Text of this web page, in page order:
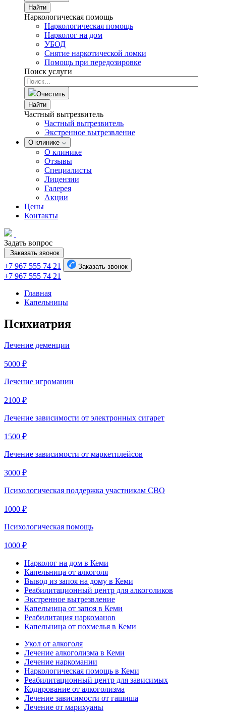
Найти
Наркологическая помощь
Наркологическая помощь
Нарколог на дом
УБОД
Снятие наркотической ломки
Помощь при передозировке
Поиск услуги
Очистить
Найти
Частный вытрезвитель
Частный вытрезвитель
Экстренное вытрезвление
О клинике
О клинике
Отзывы
Специалисты
Лицензии
Галерея
Акции
Цены
Контакты
Задать вопрос
Заказать звонок
+7 967 555 74 21 Заказать звонок
+7 967 555 74 21
Главная
Капельницы
Психиатрия
Лечение деменции
5000 ₽
Лечение игромании
2100 ₽
Лечение зависимости от электронных сигарет
1500 ₽
Лечение зависимости от маркетплейсов
3000 ₽
Психологическая поддержка участникам СВО
1000 ₽
Психологическая помощь
1000 ₽
Нарколог на дом в Кеми
Капельница от алкоголя
Вывод из запоя на дому в Кеми
Реабилитационный центр для алкоголиков
Экстренное вытрезвление
Капельница от запоя в Кеми
Реабилитация наркоманов
Капельница от похмелья в Кеми
Укол от алкоголя
Лечение алкоголизма в Кеми
Лечение наркомании
Наркологическая помощь в Кеми
Реабилитационный центр для зависимых
Кодирование от алкоголизма
Лечение зависимости от гашиша
Лечение от марихуаны